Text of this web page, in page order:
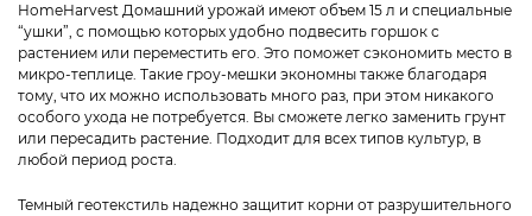
HomeHarvest Домашний урожай имеют объем 15 л и специальные
“ушки”, с помощью которых удобно подвесить горшок с
растением или переместить его. Это поможет сэкономить место в
микро-теплице. Такие гроу-мешки экономны также благодаря
тому, что их можно использовать много раз, при этом никакого
особого ухода не потребуется. Вы сможете легко заменить грунт
или пересадить растение. Подходит для всех типов культур, в
любой период роста.
Темный геотекстиль надежно защитит корни от разрушительного